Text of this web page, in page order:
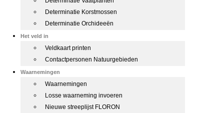
Determinatie Korstmossen
Determinatie Orchideeën
Het veld in
Veldkaart printen
Contactpersonen Natuurgebieden
Waarnemingen
Waarnemingen
Losse waarneming invoeren
Nieuwe streeplijst FLORON